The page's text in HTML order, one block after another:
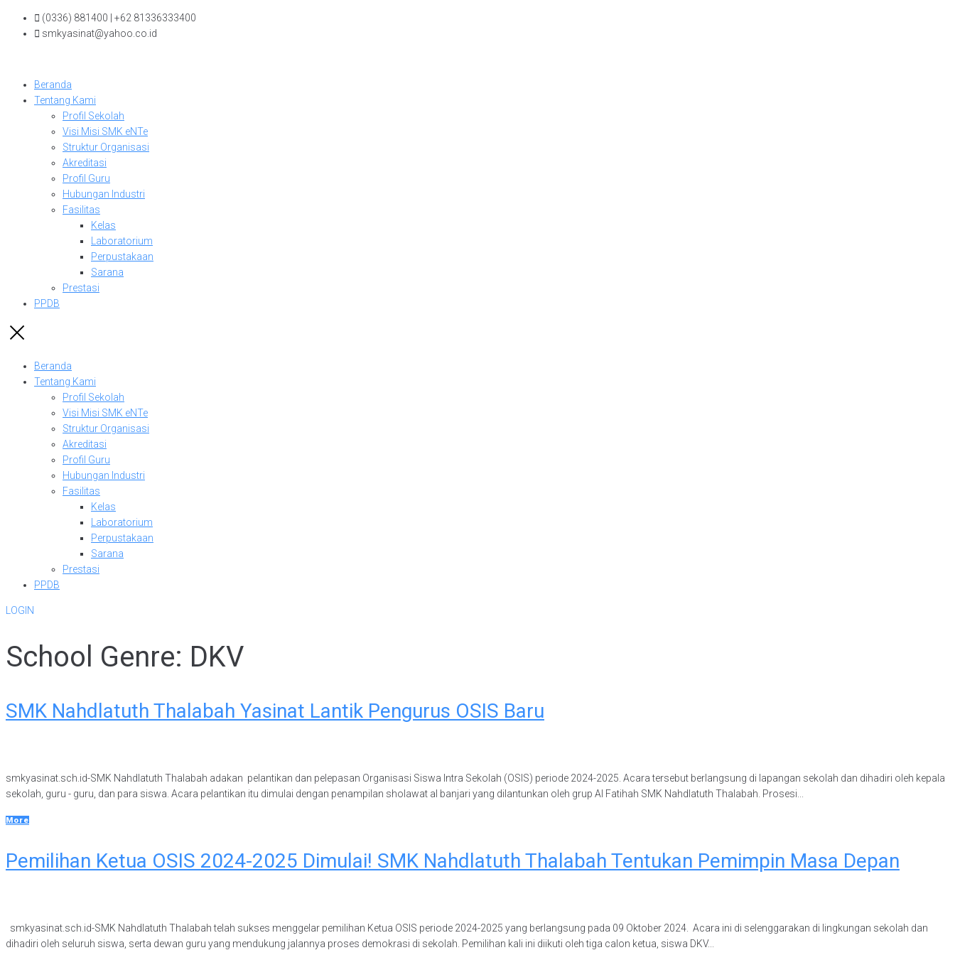
Skip
(0336) 881400 | +62 81336333400
smkyasinat@yahoo.co.id
Beranda
Tentang Kami
Profil Sekolah
Visi Misi SMK eNTe
Struktur Organisasi
Akreditasi
Profil Guru
Hubungan Industri
Fasilitas
Kelas
Laboratorium
Perpustakaan
Sarana
Prestasi
PPDB
Beranda
Tentang Kami
Profil Sekolah
Visi Misi SMK eNTe
Struktur Organisasi
Akreditasi
Profil Guru
Hubungan Industri
Fasilitas
Kelas
Laboratorium
Perpustakaan
Sarana
Prestasi
PPDB
LOGIN
School Genre: DKV
SMK Nahdlatuth Thalabah Yasinat Lantik Pengurus OSIS Baru
smkyasinat.sch.id-SMK Nahdlatuth Thalabah adakan pelantikan dan pelepasan Organisasi Siswa Intra Sekolah (OSIS) periode 2024-2025. Acara tersebut berlangsung di lapangan sekolah dan dihadiri oleh kepala
sekolah, guru - guru, dan para siswa. Acara pelantikan itu dimulai dengan penampilan sholawat al banjari yang dilantunkan oleh grup Al Fatihah SMK Nahdlatuth Thalabah. Prosesi...
More
Pemilihan Ketua OSIS 2024-2025 Dimulai! SMK Nahdlatuth Thalabah Tentukan Pemimpin Masa Depan
smkyasinat.sch.id-SMK Nahdlatuth Thalabah telah sukses menggelar pemilihan Ketua OSIS periode 2024-2025 yang berlangsung pada 09 Oktober 2024. Acara ini di selenggarakan di lingkungan sekolah dan
dihadiri oleh seluruh siswa, serta dewan guru yang mendukung jalannya proses demokrasi di sekolah. Pemilihan kali ini diikuti oleh tiga calon ketua, siswa DKV...